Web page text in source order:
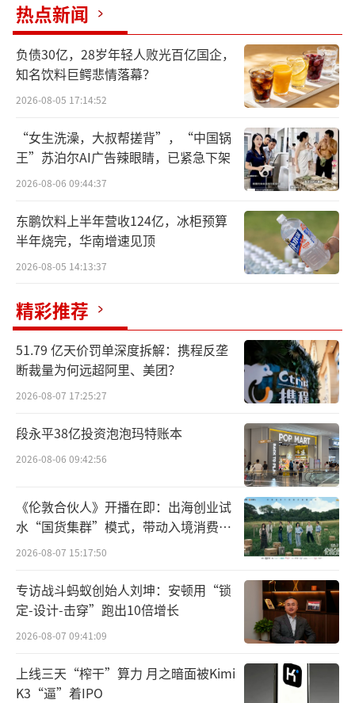
3月25日，钟睒睒第四次登顶中国财富榜，
身价4500亿。
对于自己成为首富，钟睒睒称他是时代的
成为首富让我失去了自由，我希望有私人空
间，我对自己的结局非常有信心，我白手起
家，每一分钱都干干净净，对上下游、员工的
待遇在目前的水平来说是很满意的。”
钟睒睒表示，从财富本身来说，财富是消
性的。具体而言，钟睒睒认为，我们从农业文
明一步跨到了工业文明，但在这个过程中，对
财富的认知、财富是一种什么样的含义、有何
责任以及价值等都没有充分的诠释。
对于网络上有人认为，美国的首富是造火
箭的，中国的首富是卖水的，所以就比
较“水”，钟睒睒直言：“我就是卖水的，我
本身是个农民，我更多的会去想从农民，想从
我的知识面去做事情，我没有那么伟大，我觉
得作为一个中国企业家我有自己的自豪感，我
解决了美国人没有解决的问题，我保持了农民
的正常收益，所以我也为我自己自豪，虽然我
没有马斯克惊天动地。”
热点新闻
负债30亿，28岁年轻人败光百亿国企，
知名饮料巨鳄悲情落幕？
2026-08-05 17:14:52
“女生洗澡，大叔帮搓背”，“中国锅
王”苏泊尔AI广告辣眼睛，已紧急下架
2026-08-06 09:44:37
东鹏饮料上半年营收124亿，冰柜预算
半年烧完，华南增速见顶
2026-08-05 14:13:37
精彩推荐
51.79 亿天价罚单深度拆解：携程反垄
断裁量为何远超阿里、美团？
2026-08-07 17:25:27
段永平38亿投资泡泡玛特账本
2026-08-06 09:42:56
《伦敦合伙人》开播在即：出海创业试
水“国货集群”模式，带动入境消费反
向种草
2026-08-07 15:17:50
专访战斗蚂蚁创始人刘坤：安顿用“锁
定-设计-击穿”跑出10倍增长
2026-08-07 09:41:09
上线三天“榨干”算力 月之暗面被Kimi
K3“逼”着IPO